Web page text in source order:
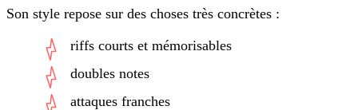
Son style repose sur des choses très concrètes :
riffs courts et mémorisables
doubles notes
attaques franches